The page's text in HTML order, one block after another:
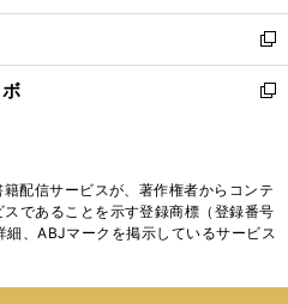
開
く
ウ
で
開
く
ン
ド
ウ
で
ウ
ィ
ン
ド
く
新
し
い
ド
ウ
で
新
ィ
ン
ド
配信サービスが、著作権者からコンテ
であることを示す登録商標（登録番号
、ABJマークを掲示しているサービス